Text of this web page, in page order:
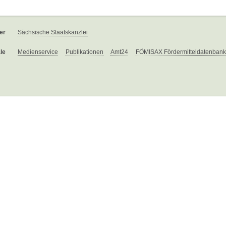
Sächsische Staatskanzlei
Medienservice Publikationen Amt24 FÖMISAX Fördermitteldatenbank